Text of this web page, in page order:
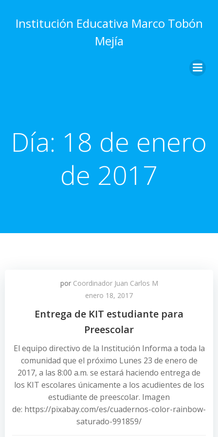
al
contenido
Institución Educativa Marco Tobón
Mejía
Día: 18 de enero
de 2017
por Coordinador Juan Carlos M
enero 18, 2017
Entrega de KIT estudiante para
Preescolar
El equipo directivo de la Institución Informa a toda la
comunidad que el próximo Lunes 23 de enero de
2017, a las 8:00 a.m. se estará haciendo entrega de
los KIT escolares únicamente a los acudientes de los
estudiante de preescolar. Imagen
de: https://pixabay.com/es/cuadernos-color-rainbow-
saturado-991859/